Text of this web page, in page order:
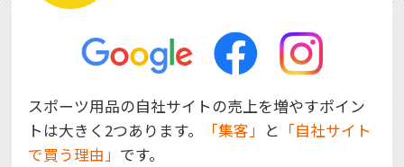
スポーツ用品の自社サイトの売上を増やすポイン
トは大きく2つあります。
「集客」 と 「自社サイト
で買う理由」 です。